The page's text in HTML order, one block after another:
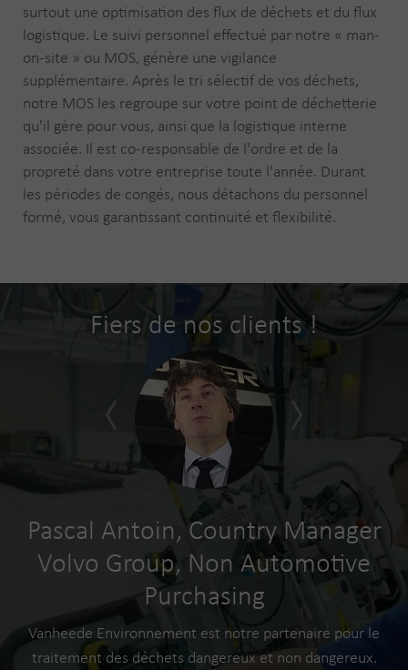
surtout une optimisation des flux de déchets et du flux
logistique. Le suivi personnel effectué par notre « man-
on-site » ou MOS, génère une vigilance
supplémentaire. Après le tri sélectif de vos déchets,
notre MOS les regroupe sur votre point de déchetterie
qu'il gère pour vous, ainsi que la logistique interne
associée. Il est co-responsable de l'ordre et de la
propreté dans votre entreprise toute l'année. Durant
les périodes de congés, nous détachons du personnel
formé, vous garantissant continuité et flexibilité.
Fiers de nos clients !
Pascal Antoin, Country Manager
Volvo Group, Non Automotive
Purchasing
Vanheede Environnement est notre partenaire pour le
traitement des déchets dangereux et non dangereux.